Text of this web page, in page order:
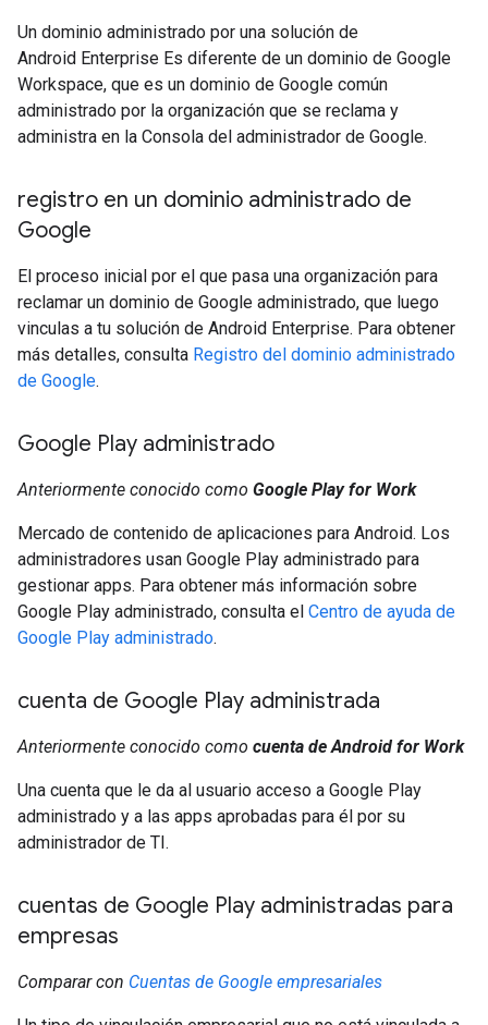
Un dominio administrado por una solución de
Android Enterprise Es diferente de un dominio de Google
Workspace, que es un dominio de Google común
administrado por la organización que se reclama y
administra en la Consola del administrador de Google.
registro en un dominio administrado de
Google
El proceso inicial por el que pasa una organización para
reclamar un dominio de Google administrado, que luego
vinculas a tu solución de Android Enterprise. Para obtener
más detalles, consulta Registro del dominio administrado
de Google.
Google Play administrado
Anteriormente conocido como Google Play for Work
Mercado de contenido de aplicaciones para Android. Los
administradores usan Google Play administrado para
gestionar apps. Para obtener más información sobre
Google Play administrado, consulta el Centro de ayuda de
Google Play administrado.
cuenta de Google Play administrada
Anteriormente conocido como cuenta de Android for Work
Una cuenta que le da al usuario acceso a Google Play
administrado y a las apps aprobadas para él por su
administrador de TI.
cuentas de Google Play administradas para
empresas
Comparar con Cuentas de Google empresariales